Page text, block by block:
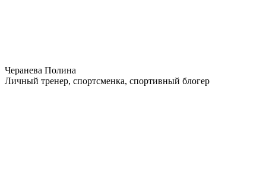
Черанева Полина
Личный тренер, спортсменка, спортивный блогер